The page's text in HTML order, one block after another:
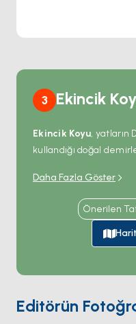
3 Ekincik
Ekincik Koyu, yatların
kullandığı doğal
bir körfez; nehir
noktasından, küçük
kanallarında sazlık
kayalıklara oyulmuş
yanından geçerek
küçük bir restoran ve
SezonMayıs ile Ekim
Daha Fazla Göster
Önerilen
Editörün